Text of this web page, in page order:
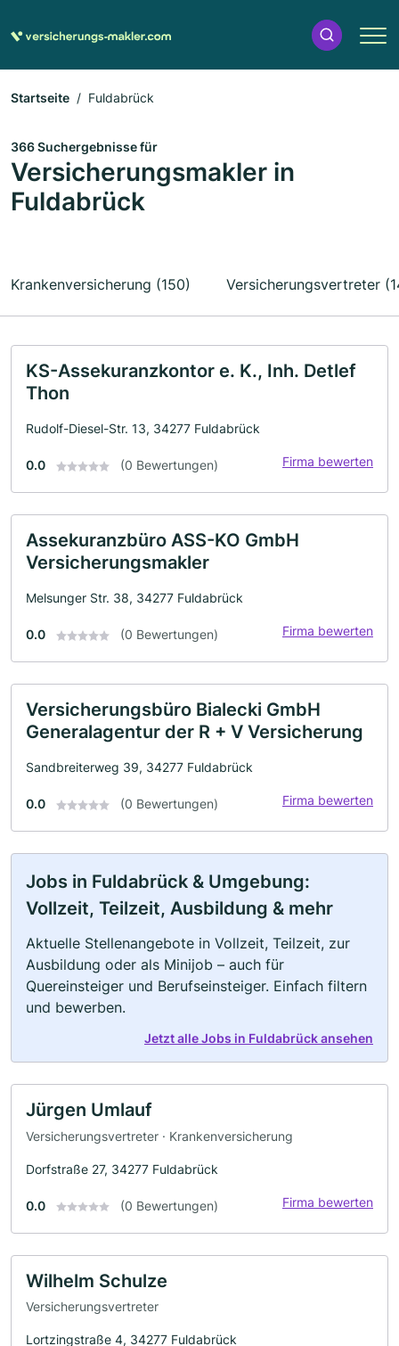
Startseite Fuldabrück
366 Suchergebnisse für
Versicherungsmakler in
Fuldabrück
Krankenversicherung (150) Versicherungsvertreter
KS-Assekuranzkontor e. K., Inh. Detlef
Thon
Rudolf-Diesel-Str. 13, 34277 Fuldabrück
0.0 (0 Bewertungen) Firma bewerten
Assekuranzbüro ASS-KO GmbH
Versicherungsmakler
Melsunger Str. 38, 34277 Fuldabrück
0.0 (0 Bewertungen) Firma bewerten
Versicherungsbüro Bialecki GmbH
Generalagentur der R + V Versicherung
Sandbreiterweg 39, 34277 Fuldabrück
0.0 (0 Bewertungen) Firma bewerten
Jobs in Fuldabrück & Umgebung:
Vollzeit, Teilzeit, Ausbildung & mehr
Aktuelle Stellenangebote in Vollzeit, Teilzeit, zur
Ausbildung oder als Minijob – auch für
Quereinsteiger und Berufseinsteiger. Einfach filtern
und bewerben.
Jetzt alle Jobs in Fuldabrück ansehen
Jürgen Umlauf
Versicherungsvertreter · Krankenversicherung
Dorfstraße 27, 34277 Fuldabrück
0.0 (0 Bewertungen) Firma bewerten
Wilhelm Schulze
Versicherungsvertreter
Lortzingstraße 4, 34277 Fuldabrück